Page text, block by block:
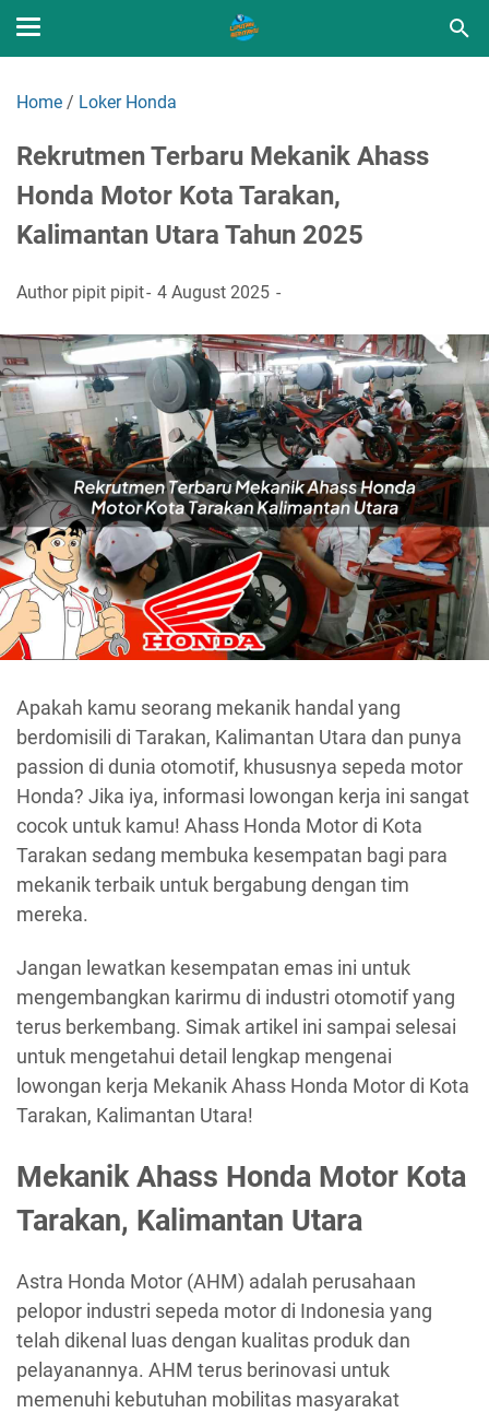
Home / Loker Honda
Rekrutmen Terbaru Mekanik Ahass
Honda Motor Kota Tarakan,
Kalimantan Utara Tahun 2025
Author pipit pipit 4 August 2025
Apakah kamu seorang mekanik handal yang
berdomisili di Tarakan, Kalimantan Utara dan punya
passion di dunia otomotif, khususnya sepeda motor
Honda? Jika iya, informasi lowongan kerja ini sangat
cocok untuk kamu! Ahass Honda Motor di Kota
Tarakan sedang membuka kesempatan bagi para
mekanik terbaik untuk bergabung dengan tim
mereka.
Jangan lewatkan kesempatan emas ini untuk
mengembangkan karirmu di industri otomotif yang
terus berkembang. Simak artikel ini sampai selesai
untuk mengetahui detail lengkap mengenai
lowongan kerja Mekanik Ahass Honda Motor di Kota
Tarakan, Kalimantan Utara!
Mekanik Ahass Honda Motor Kota
Tarakan, Kalimantan Utara
Astra Honda Motor (AHM) adalah perusahaan
pelopor industri sepeda motor di Indonesia yang
telah dikenal luas dengan kualitas produk dan
pelayanannya. AHM terus berinovasi untuk
memenuhi kebutuhan mobilitas masyarakat